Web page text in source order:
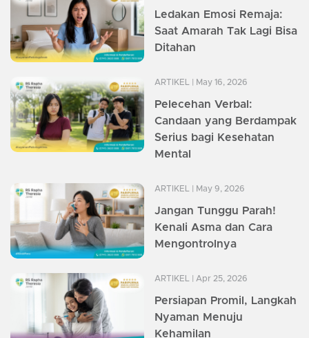
Ledakan Emosi Remaja:
Saat Amarah Tak Lagi Bisa
Ditahan
ARTIKEL | May 16, 2026
Pelecehan Verbal:
Candaan yang Berdampak
Serius bagi Kesehatan
Mental
ARTIKEL | May 9, 2026
Jangan Tunggu Parah!
Kenali Asma dan Cara
Mengontrolnya
ARTIKEL | Apr 25, 2026
Persiapan Promil, Langkah
Nyaman Menuju
Kehamilan